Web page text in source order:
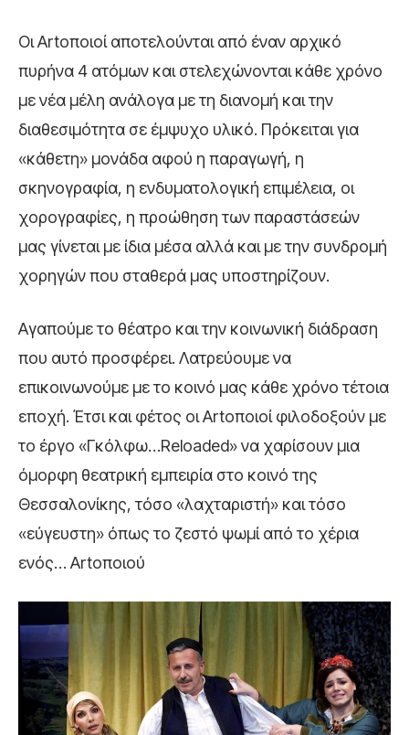
Οι Artοποιοί αποτελούνται από έναν αρχικό
πυρήνα 4 ατόμων και στελεχώνονται κάθε χρόνο
με νέα μέλη ανάλογα με τη διανομή και την
διαθεσιμότητα σε έμψυχο υλικό. Πρόκειται για
«κάθετη» μονάδα αφού η παραγωγή, η
σκηνογραφία, η ενδυματολογική επιμέλεια, οι
χορογραφίες, η προώθηση των παραστάσεών
μας γίνεται με ίδια μέσα αλλά και με την συνδρομή
χορηγών που σταθερά μας υποστηρίζουν.
Αγαπούμε το θέατρο και την κοινωνική διάδραση
που αυτό προσφέρει. Λατρεύουμε να
επικοινωνούμε με το κοινό μας κάθε χρόνο τέτοια
εποχή. Έτσι και φέτος οι Artoποιοί φιλοδοξούν με
το έργο «Γκόλφω…Reloaded» να χαρίσουν μια
όμορφη θεατρική εμπειρία στο κοινό της
Θεσσαλονίκης, τόσο «λαχταριστή» και τόσο
«εύγευστη» όπως το ζεστό ψωμί από το χέρια
ενός… Artοποιού